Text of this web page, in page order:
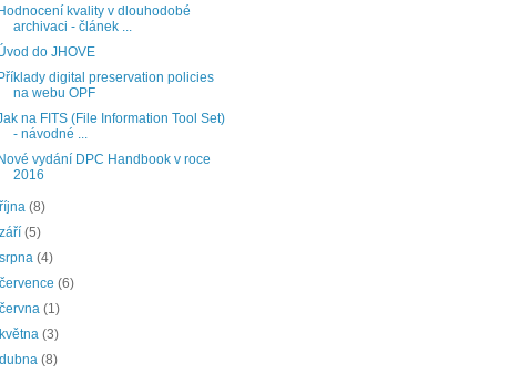
Hodnocení kvality v dlouhodobé
archivaci - článek ...
do JHOVE
Příklady digital preservation policies
na webu OPF
na FITS (File Information Tool Set)
- návodné ...
Nové vydání DPC Handbook v roce
2016
října(8)
září(5)
srpna(4)
července(6)
června(1)
května(3)
dubna(8)